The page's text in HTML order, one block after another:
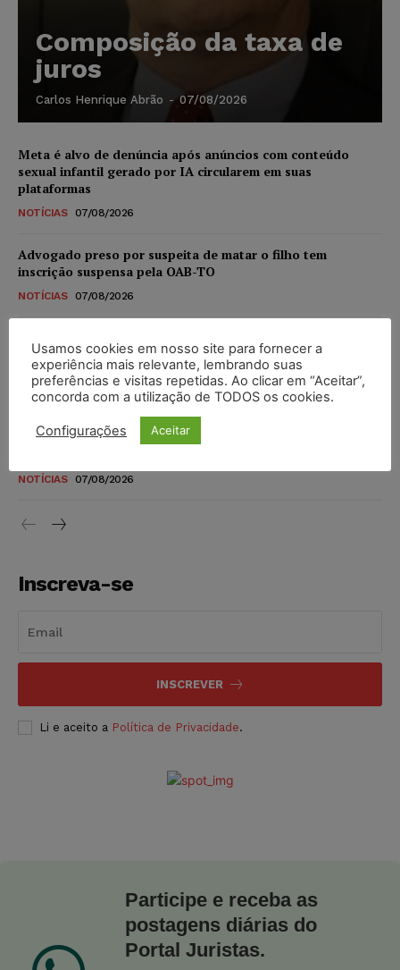
Composição da taxa de
juros
Carlos Henrique Abrão - 07/08/2026
Meta é alvo de denúncia após anúncios com conteúdo
sexual infantil gerado por IA circularem em suas
plataformas
NOTÍCIAS 07/08/2026
Advogado preso por suspeita de matar o filho tem
inscrição suspensa pela OAB-TO
NOTÍCIAS 07/08/2026
novos para pessoas com deficiência e autistas de todos os
níveis
DIREITO TRIBUTÁRIO 07/08/2026
Justiça do Trabalho mantém justa causa de empregado que
NOTÍCIAS 07/08/2026
Inscreva-se
INSCREVER
Li e aceito a Política de Privacidade.
Participe e receba as
postagens diárias do
Portal Juristas.
Usamos cookies em nosso site para fornecer a
experiência mais relevante, lembrando suas
preferências e visitas repetidas. Ao clicar em “Aceitar”,
concorda com a utilização de TODOS os cookies.
Configurações Aceitar